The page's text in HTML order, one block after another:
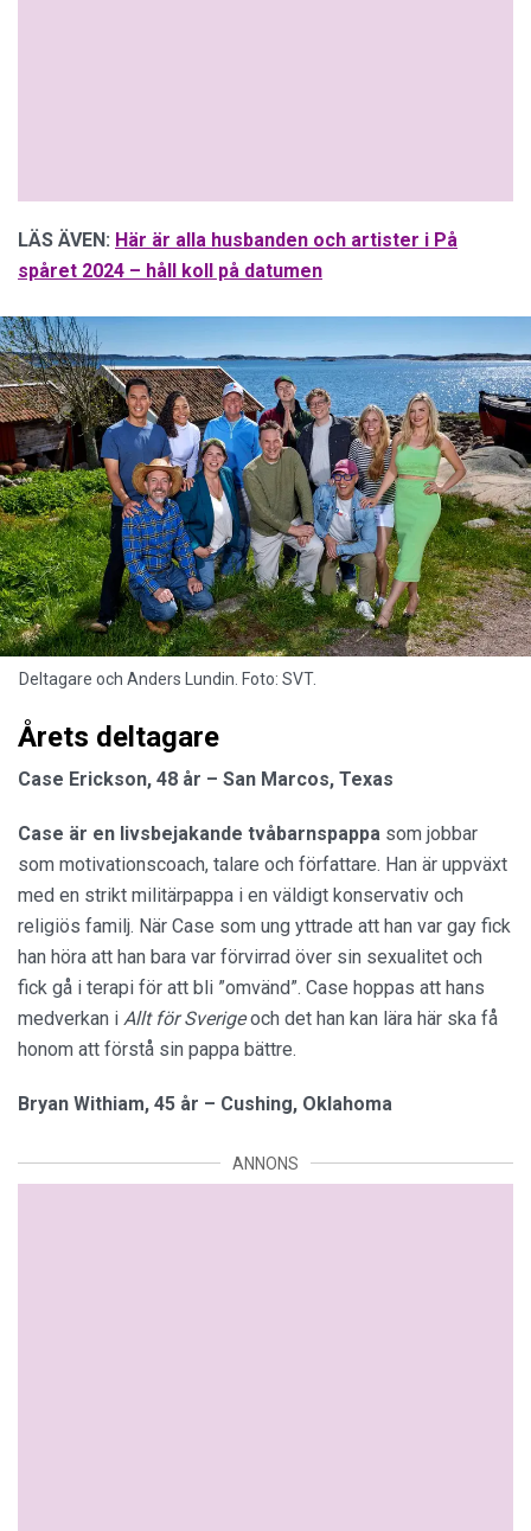
LÄS ÄVEN: Här är alla husbanden och artister i På
spåret 2024 – håll koll på datumen
Deltagare och Anders Lundin. Foto: SVT.
Årets deltagare
Case Erickson, 48 år – San Marcos, Texas
Case är en livsbejakande tvåbarnspappa som jobbar
som motivationscoach, talare och författare. Han är uppväxt
med en strikt militärpappa i en väldigt konservativ och
religiös familj. När Case som ung yttrade att han var gay fick
han höra att han bara var förvirrad över sin sexualitet och
fick gå i terapi för att bli ”omvänd”. Case hoppas att hans
medverkan i Allt för Sverigeoch det han kan lära här ska få
honom att förstå sin pappa bättre.
Bryan Withiam, 45 år – Cushing, Oklahoma
ANNONS